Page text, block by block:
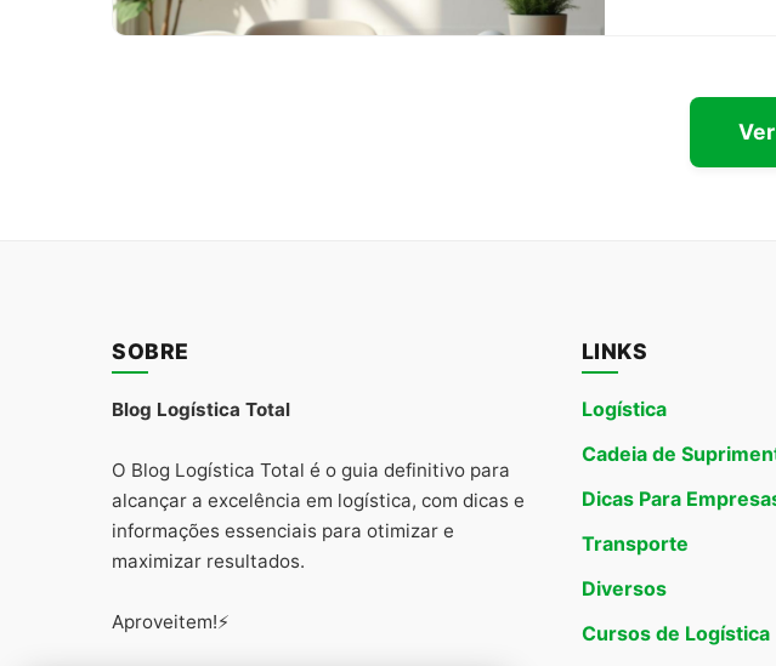
SOBRE
Blog Logística Total
O Blog Logística Total é o guia definitivo para
alcançar a excelência em logística, com dicas e
informações essenciais para otimizar e
maximizar resultados.
Aproveitem!⚡
LINKS
Logística
Cadeia de
Dicas Para
Transporte
Diversos
Cursos de Logística